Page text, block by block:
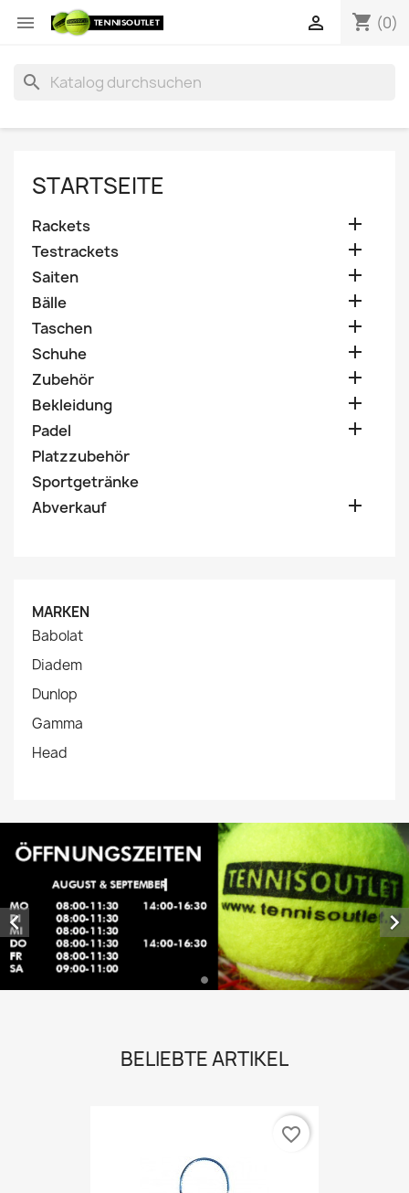
 shopping_cart (0)

search
STARTSEITE
Rackets 
Testrackets 
Saiten 
Bälle 
Taschen 
Schuhe 
Zubehör 
Bekleidung 
Padel 
Platzzubehör
Sportgetränke
Abverkauf

MARKEN
Babolat
Diadem
Dunlop
Gamma
Head
 
BELIEBTE ARTIKEL
favorite_border